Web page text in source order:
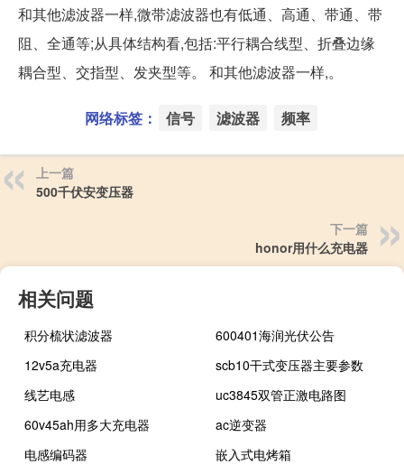
和其他滤波器一样,微带滤波器也有低通、高通、带通、带
阻、全通等;从具体结构看,包括:平行耦合线型、折叠边缘
耦合型、交指型、发夹型等。 和其他滤波器一样,。
网络标签： 信号 滤波器 频率
上一篇
500千伏安变压器
下一篇
honor用什么充电器
相关问题
积分梳状滤波器
600401海润光伏公告
12v5a充电器
scb10干式变压器主要参数
线艺电感
uc3845双管正激电路图
60v45ah用多大充电器
ac逆变器
电感编码器
嵌入式电烤箱